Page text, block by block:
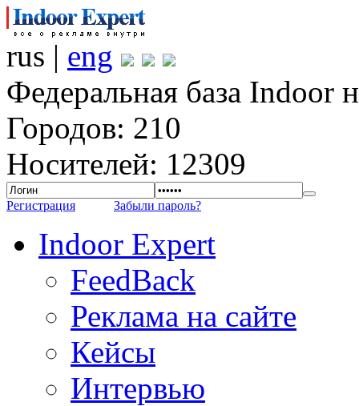
rus | eng
Федеральная база Indoor
Городов: 210
Носителей: 12309
Регистрация Забыли пароль?
Indoor Expert
FeedBack
Реклама на сайте
Кейсы
Интервью